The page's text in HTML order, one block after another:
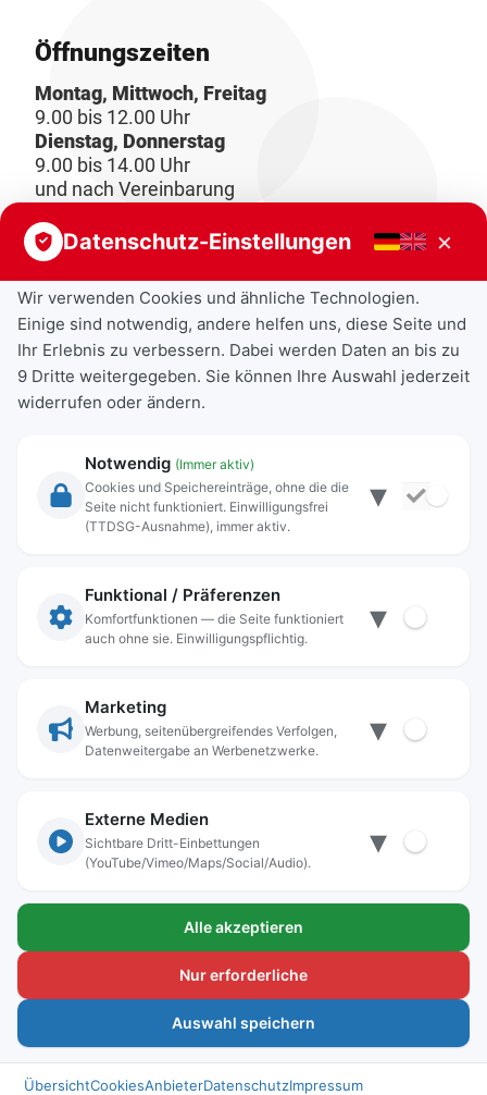
Öffnungszeiten
Montag, Mittwoch, Freitag
9.00 bis 12.00 Uhr
Dienstag, Donnerstag
9.00 bis 14.00 Uhr
und nach Vereinbarung
Rechtliche Angaben
Datenschutz
Anschrift
83395 Freilassing
Kontakt
rathaus@freilassing.de
Bankverbindungen der Stadt Freilassing
Sparkasse Berchtesgadener Land
IBAN.: DE56 7105 0000 0000 1000 24
BIC-Code: BYLADEM1BGL
Voba-Raiba Oberbayern Südost e.G.
BIC-Code: GENODEF1BGL
Datenschutz-Einstellungen ×
Wir verwenden Cookies und ähnliche Technologien.
Einige sind notwendig, andere helfen uns, diese Seite und
Ihr Erlebnis zu verbessern. Dabei werden Daten an bis zu
9 Dritte weitergegeben. Sie können Ihre Auswahl jederzeit
widerrufen oder ändern.
Notwendig (Immer aktiv)
Cookies und Speichereinträge, ohne die die
Seite nicht funktioniert. Einwilligungsfrei
(TTDSG-Ausnahme), immer aktiv.
▾
Funktional / Präferenzen
Komfortfunktionen — die Seite funktioniert
auch ohne sie. Einwilligungspflichtig.
▾
Marketing
Werbung, seitenübergreifendes Verfolgen,
Datenweitergabe an Werbenetzwerke.
▾
Externe Medien
Sichtbare Dritt-Einbettungen
(YouTube/Vimeo/Maps/Social/Audio).
▾
Alle akzeptieren
Nur erforderliche
Auswahl speichern
ÜbersichtCookiesAnbieterDatenschutzImpressum